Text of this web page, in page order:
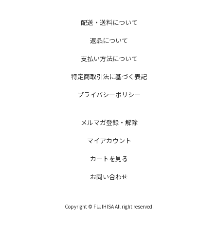
配送・送料について
返品について
支払い方法について
特定商取引法に基づく表記
プライバシーポリシー
メルマガ登録・解除
マイアカウント
カートを見る
お問い合わせ
Copyright © FUJIHISA All right reserved.